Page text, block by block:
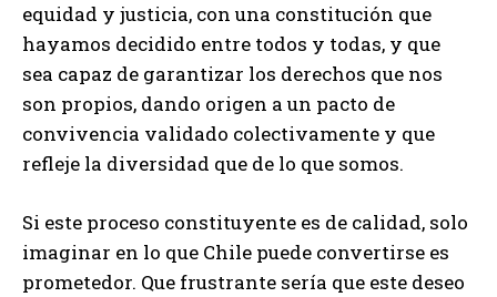
equidad y justicia, con una constitución que
hayamos decidido entre todos y todas, y que
sea capaz de garantizar los derechos que nos
son propios, dando origen a un pacto de
convivencia validado colectivamente y que
refleje la diversidad que de lo que somos.
Si este proceso constituyente es de calidad, solo
imaginar en lo que Chile puede convertirse es
prometedor. Que frustrante sería que este deseo